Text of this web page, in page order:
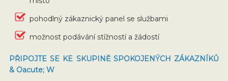
pohodlný zákaznický panel se službami
možnost podávání stížností a žádostí
PŘIPOJTE SE KE SKUPINĚ SPOKOJENÝCH ZÁKAZNÍKŮ
& Oacute; W